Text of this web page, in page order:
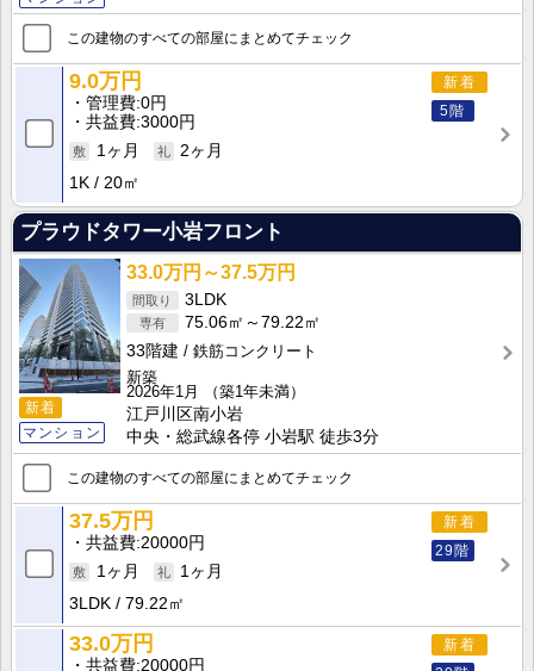
この建物のすべての部屋にまとめてチェック
新着
5階
9.0万円
管理費 0円
共益費 3000円
1ヶ月
2ヶ月
1K
20㎡
プラウドタワー小岩フロント
新着
マンション
33.0万円～37.5万円
3LDK
75.06㎡～79.22㎡
33階建
鉄筋コンクリート
新築
2026年1月
（築1年未満）
江戸川区南小岩
中央・総武線各停 小岩駅 徒歩3分
この建物のすべての部屋にまとめてチェック
新着
29階
37.5万円
共益費 20000円
1ヶ月
1ヶ月
3LDK
79.22㎡
新着
33.0万円
共益費 20000円